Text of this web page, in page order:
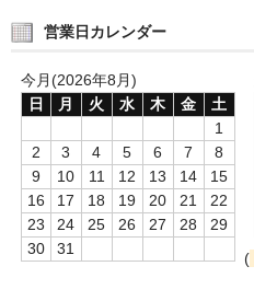
会社理念
沿革
お問合せ
送料のご案内
スタッフブログ
営業日カレンダー
今月(2026年8月)
日
月 火 水 木 金
土
1
2
3 4 5 6 7
8
9
10 11 12 13 14
15
16
17 18 19 20 21
22
23
24 25 26 27 28
29
30
31
(